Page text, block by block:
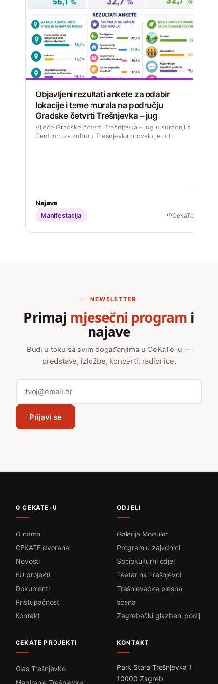
Objavljeni rezultati ankete za odabir
lokacije i teme murala na području
Gradske četvrti Trešnjevka – jug
Vijeće Gradske četvrti Trešnjevka – jug u suradnji s
Centrom za kulturu Trešnjevka provelo je od…
Najava
Manifestacija CeKaTe
NEWSLETTER
Primaj mjesečni program i
najave
Budi u toku sa svim događanjima u CeKaTe-u —
predstave, izložbe, koncerti, radionice.
Prijavi se
O CEKATE-U
O nama
CEKATE dvorana
Novosti
EU projekti
Dokumenti
Pristupačnost
Kontakt
ODJELI
Galerija Modulor
Program u zajednici
Sociokulturni odjel
Teatar na Trešnjevci
Trešnjevačka plesna
scena
Zagrebački glazbeni podij
CEKATE PROJEKTI
Glas Trešnjevke
KONTAKT
Park Stara Trešnjevka 1
10000 Zagreb